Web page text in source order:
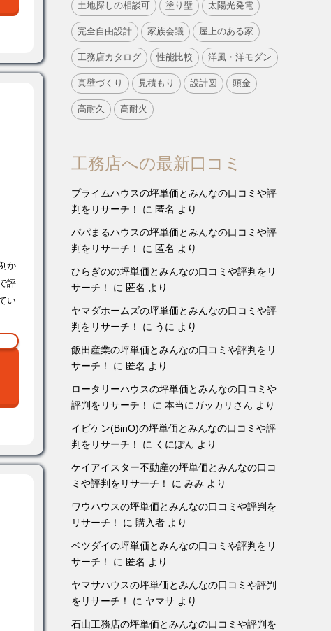
か
評
い
土地探しの相談可 塗り壁 太陽光発電
完全自由設計 家族会議 屋上のある家
工務店カタログ 性能比較 洋風・洋モダン
真壁づくり 見積もり 設計図 頭金
高耐久 高耐火
工務店への最新口コミ
プライムハウスの坪単価とみんなの口コミや評
判をリサーチ！
に 匿名 より
パパまるハウスの坪単価とみんなの口コミや評
判をリサーチ！
に 匿名 より
ひらぎのの坪単価とみんなの口コミや評判をリ
サーチ！
に 匿名 より
ヤマダホームズの坪単価とみんなの口コミや評
判をリサーチ！
に うに より
飯田産業の坪単価とみんなの口コミや評判をリ
サーチ！
に 匿名 より
ロータリーハウスの坪単価とみんなの口コミや
評判をリサーチ！
に 本当にガッカリさん より
イビケン(BinO)の坪単価とみんなの口コミや評
判をリサーチ！
に くにぽん より
ケイアイスター不動産の坪単価とみんなの口コ
ミや評判をリサーチ！
に みみ より
ワウハウスの坪単価とみんなの口コミや評判を
リサーチ！
に 購入者 より
ベツダイの坪単価とみんなの口コミや評判をリ
サーチ！
に 匿名 より
ヤマサハウスの坪単価とみんなの口コミや評判
をリサーチ！
に ヤマサ より
石山工務店の坪単価とみんなの口コミや評判を